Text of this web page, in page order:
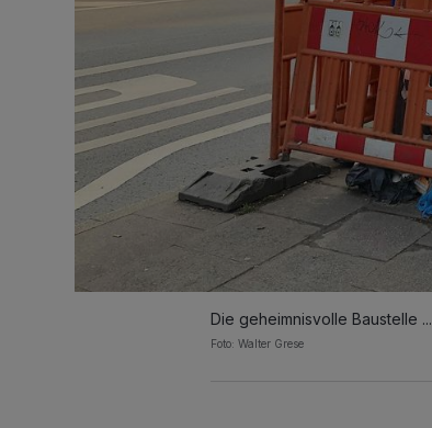
Die geheimnisvolle Baustelle ...
Foto: Walter Grese